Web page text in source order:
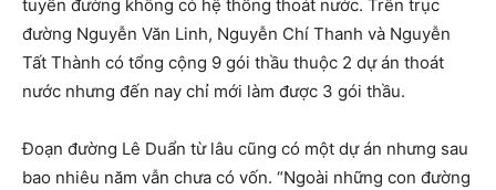
tuyến đường không có hệ thống thoát nước. Trên trục
đường Nguyễn Văn Linh, Nguyễn Chí Thanh và Nguyễn
Tất Thành có tổng cộng 9 gói thầu thuộc 2 dự án thoát
nước nhưng đến nay chỉ mới làm được 3 gói thầu.
Đoạn đường Lê Duẩn từ lâu cũng có một dự án nhưng sau
bao nhiêu năm vẫn chưa có vốn. “Ngoài những con đường